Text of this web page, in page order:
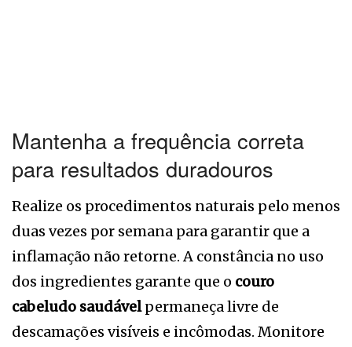
Mantenha a frequência correta
para resultados duradouros
Realize os procedimentos naturais pelo menos
duas vezes por semana para garantir que a
inflamação não retorne. A constância no uso
dos ingredientes garante que o couro
cabeludo saudávelpermaneça livre de
descamações visíveis e incômodas. Monitore